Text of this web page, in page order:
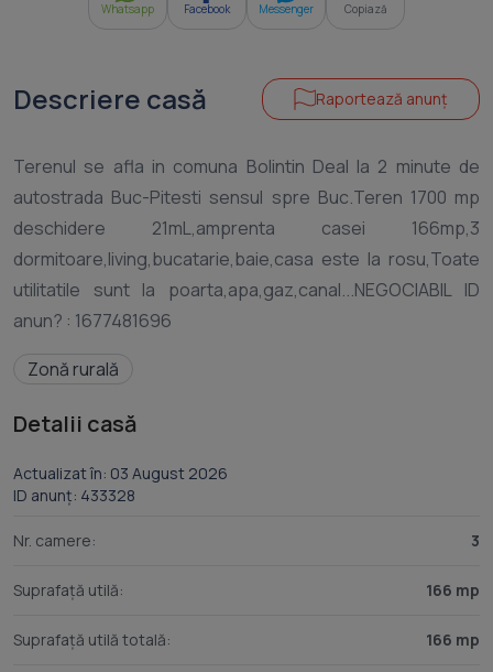
Whatsapp Facebook Messenger Copiază
Descriere casă Raportează anunț
Terenul se afla in comuna Bolintin Deal la 2 minute de
autostrada Buc-Pitesti sensul spre Buc.Teren 1700 mp
deschidere 21mL,amprenta casei 166mp,3
dormitoare,living,bucatarie,baie,casa este la rosu,Toate
utilitatile sunt la poarta,apa,gaz,canal...NEGOCIABIL ID
Zonă rurală
Detalii casă
Actualizat în: 03 August 2026
ID anunț: 433328
Nr. camere: 3
Suprafață utilă: 166 mp
Suprafață utilă totală: 166 mp